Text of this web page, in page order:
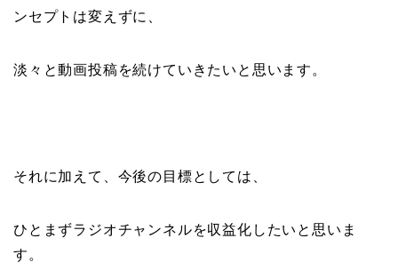
ンセプトは変えずに、
淡々と動画投稿を続けていきたいと思います。
それに加えて、今後の目標としては、
ひとまずラジオチャンネルを収益化したいと思いま
す。